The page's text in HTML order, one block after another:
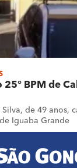
25° BPM de
Silva, de 49 anos,
Iguaba Grande